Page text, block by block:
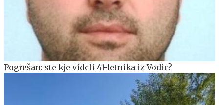
Pogrešan: ste kje videli 41-letnika iz Vodic?